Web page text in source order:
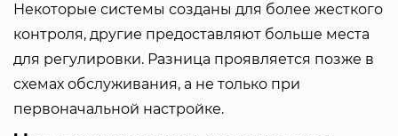
Некоторые системы созданы для более жесткого
контроля, другие предоставляют больше места
для регулировки. Разница проявляется позже в
схемах обслуживания, а не только при
первоначальной настройке.